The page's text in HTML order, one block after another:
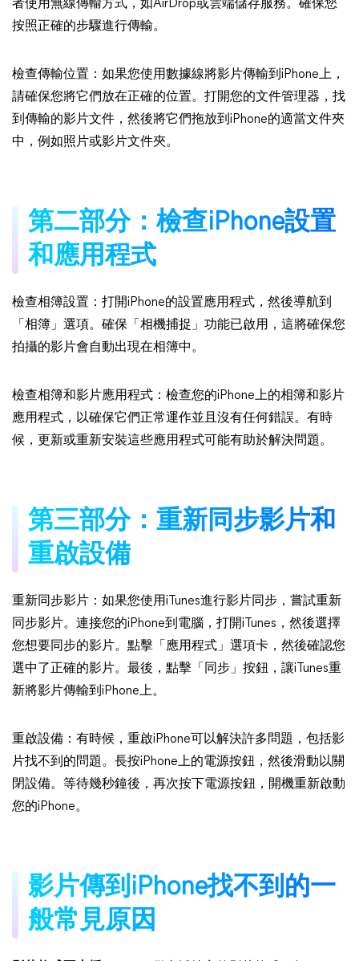
者使用無線傳輸方式，如AirDrop或雲端儲存服務。確保您
按照正確的步驟進行傳輸。
檢查傳輸位置：如果您使用數據線將影片傳輸到iPhone上，
請確保您將它們放在正確的位置。打開您的文件管理器，找
到傳輸的影片文件，然後將它們拖放到iPhone的適當文件夾
中，例如照片或影片文件夾。
第二部分：檢查iPhone設置
和應用程式
檢查相簿設置：打開iPhone的設置應用程式，然後導航到
「相簿」選項。確保「相機捕捉」功能已啟用，這將確保您
拍攝的影片會自動出現在相簿中。
檢查相簿和影片應用程式：檢查您的iPhone上的相簿和影片
應用程式，以確保它們正常運作並且沒有任何錯誤。有時
候，更新或重新安裝這些應用程式可能有助於解決問題。
第三部分：重新同步影片和
重啟設備
重新同步影片：如果您使用iTunes進行影片同步，嘗試重新
同步影片。連接您的iPhone到電腦，打開iTunes，然後選擇
您想要同步的影片。點擊「應用程式」選項卡，然後確認您
選中了正確的影片。最後，點擊「同步」按鈕，讓iTunes重
新將影片傳輸到iPhone上。
重啟設備：有時候，重啟iPhone可以解決許多問題，包括影
片找不到的問題。長按iPhone上的電源按鈕，然後滑動以關
閉設備。等待幾秒鐘後，再次按下電源按鈕，開機重新啟動
您的iPhone。
影片傳到iPhone找不到的一
般常見原因